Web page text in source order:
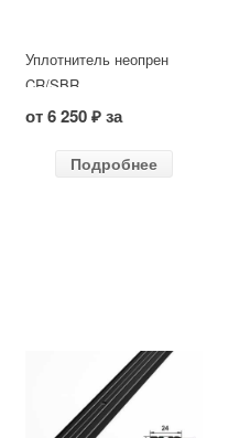
Уплотнитель неопрен
CR/SBR
от 6 250 ₽ за
Подробнее